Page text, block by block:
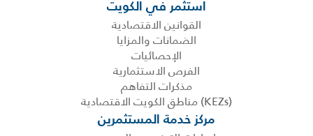
استثمر في الكويت
القوانين الاقتصادية
الضمانات والمزايا
الإحصائيات
الفرص الاستثمارية
مذكرات التفاهم
(KEZs) مناطق الكويت الاقتصادية
مركز خدمة المستثمرين